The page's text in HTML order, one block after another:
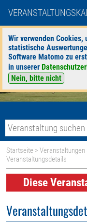
Wir verwenden
statistische
Software Matomo zu
in unserer
Nein, bitte nicht
Startseite >Veranstaltungen
Veranstaltungsdetails
Diese